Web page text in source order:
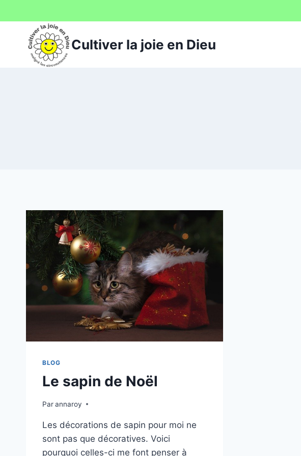
au
contenu
Cultiver la joie en Dieu
BLOG
Le sapin de Noël
Parannaroy
Les décorations de sapin pour moi ne
sont pas que décoratives. Voici
pourquoi celles-ci me font penser à